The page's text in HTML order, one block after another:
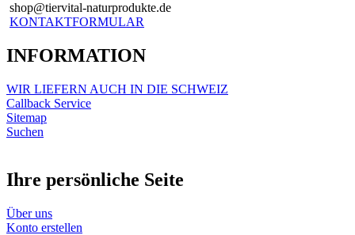
shop@tiervital-naturprodukte.de
KONTAKTFORMULAR
INFORMATION
WIR LIEFERN AUCH IN DIE SCHWEIZ
Callback Service
Sitemap
Suchen
Ihre persönliche Seite
Über uns
Konto erstellen